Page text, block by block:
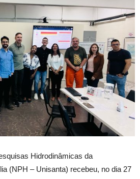
Hidrodinâmicas da
(NPH – Unisanta) recebeu, no dia 27